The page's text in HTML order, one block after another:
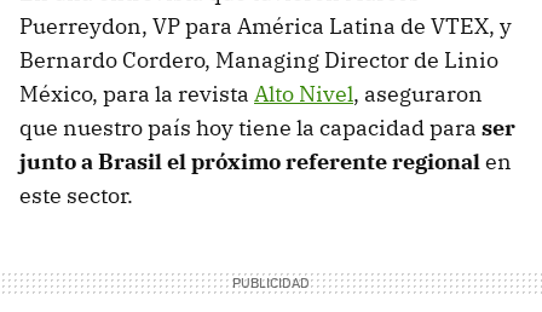
Puerreydon, VP para América Latina de VTEX, y
Bernardo Cordero, Managing Director de Linio
México, para la revista Alto Nivel, aseguraron
que nuestro país hoy tiene la capacidad para ser
junto a Brasil el próximo referente regionalen
este sector.